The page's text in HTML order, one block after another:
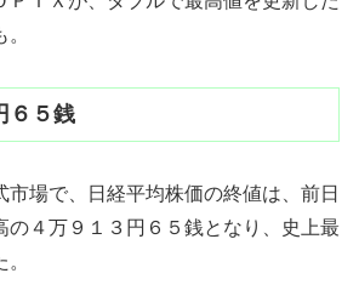
６５銭
市場で、日経平均株価の終値は、前日
の４万９１３円６５銭となり、史上最